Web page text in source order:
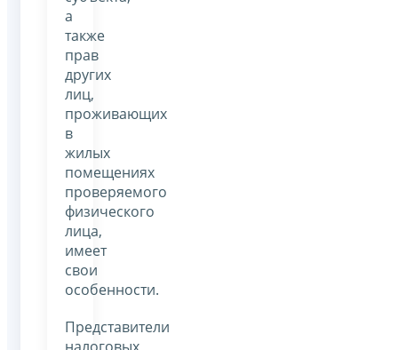
а
также
прав
других
лиц,
проживающих
в
жилых
помещениях
проверяемого
физического
лица,
имеет
свои
особенности.
Представители